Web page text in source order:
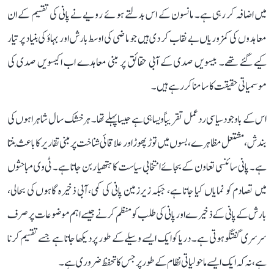
میں اضافہ کر رہی ہے۔ مانسون کے اس بدلتے ہوئے رویے نے پانی کی تقسیم کے ان
معاہدوں کی کمزوریاں بے نقاب کر دی ہیں جو ماضی کی اوسط بارش اور بہاؤ کی بنیاد پر تیار
کیے گئے تھے۔ بیسویں صدی کے آبی حقائق پر مبنی معاہدے اب اکیسویں صدی کی
موسمیاتی حقیقت کا سامنا کر رہے ہیں۔
اس کے باوجود سیاسی ردعمل تقریباً ویسا ہی ہے جیسا پہلے تھا۔ ہر خشک سال شاہراہوں کی
بندش، مشتعل مظاہرے، بسوں میں توڑ پھوڑ اور علاقائی شناخت پر مبنی تقاریر کا باعث بنتا
ہے۔ پانی سائنسی تعاون کے بجائے انتخابی سیاست کا ہتھیار بن جاتا ہے۔ ٹی وی مباحثوں
میں تصادم کو نمایاں کیا جاتا ہے، جبکہ زیرزمین پانی کی کمی، آبی ذخیرہ گاہوں کی بحالی،
بارش کے پانی کے ذخیرے اور پانی کی طلب کو منظم کرنے جیسے اہم موضوعات پر صرف
سرسری گفتگو ہوتی ہے۔ دریا کو ایک ایسے وسیلے کے طور پر دیکھا جاتا ہے جسے تقسیم کرنا
ہے، نہ کہ ایک ایسے ماحولیاتی نظام کے طور پر جس کا تحفظ ضروری ہے۔